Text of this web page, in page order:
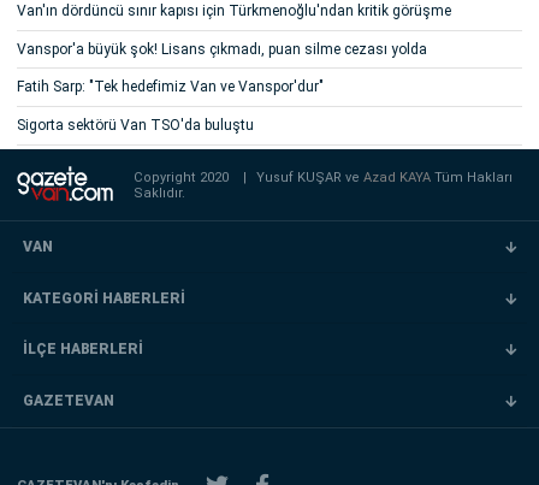
Van'ın dördüncü sınır kapısı için Türkmenoğlu'ndan kritik görüşme
Vanspor'a büyük şok! Lisans çıkmadı, puan silme cezası yolda
Fatih Sarp: "Tek hedefimiz Van ve Vanspor'dur"
Sigorta sektörü Van TSO'da buluştu
Copyright 2020 | Yusuf KUŞAR veAzad KAYATüm Hakları
Saklıdır.
VAN
KATEGORİ HABERLERİ
İLÇE HABERLERİ
GAZETEVAN